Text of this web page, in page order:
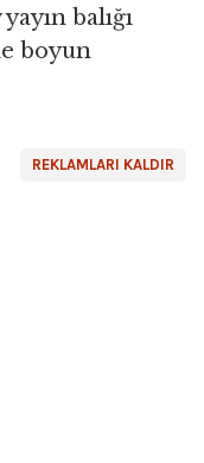
balığı
boyun
REKLAMLARI KALDIR